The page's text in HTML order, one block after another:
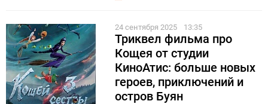
24 сентября 2025 13:35
Триквел фильма про
Кощея от студии
КиноАтис: больше новых
героев, приключений и
остров Буян